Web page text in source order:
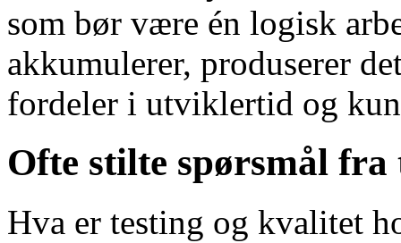
som bør være én logisk
akkumulerer, produserer
fordeler i utviklertid og
Ofte stilte spørsmål fra
Hva er testing og kvalitet